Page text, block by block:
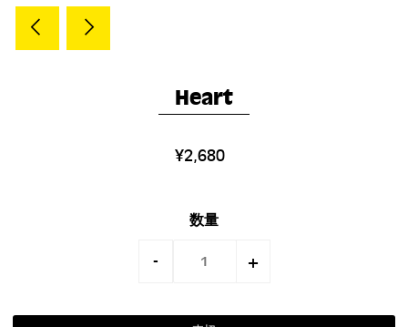
Heart
¥2,680
数量
- +